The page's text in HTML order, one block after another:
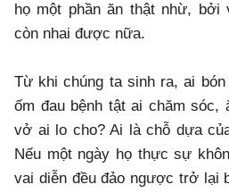
họ một phần ăn thật nhừ, bởi
còn nhai được nữa.
Từ khi chúng ta sinh ra, ai
ốm đau bệnh tật ai chăm sóc,
vở ai lo cho? Ai là chỗ dựa
Nếu một ngày họ thực sự
vai diễn đều đảo ngược trở lại